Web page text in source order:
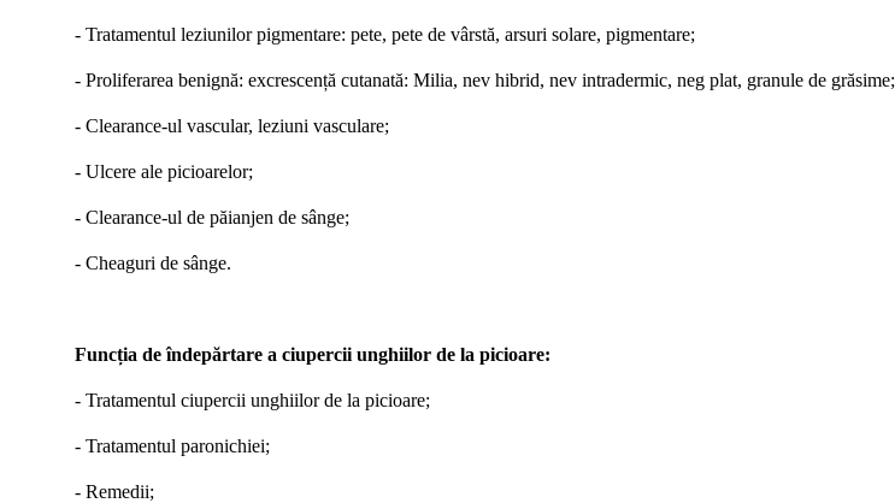
- Tratamentul leziunilor pigmentare: pete, pete de vârstă, arsuri solare, pigmentare;
- Proliferarea benignă: excrescență cutanată: Milia, nev hibrid, nev intradermic, neg plat, granule de grăsime;
- Clearance-ul vascular, leziuni vasculare;
- Ulcere ale picioarelor;
- Clearance-ul de păianjen de sânge;
- Cheaguri de sânge.
Funcția de îndepărtare a ciupercii unghiilor de la picioare:
- Tratamentul ciupercii unghiilor de la picioare;
- Tratamentul paronichiei;
- Remedii;